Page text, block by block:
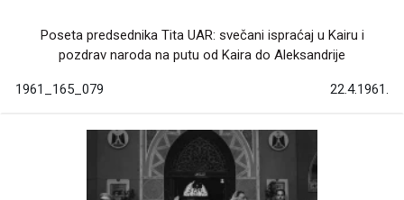
Poseta predsednika Tita UAR: svečani ispraćaj u Kairu i
pozdrav naroda na putu od Kaira do Aleksandrije
1961_165_079 22.4.1961.